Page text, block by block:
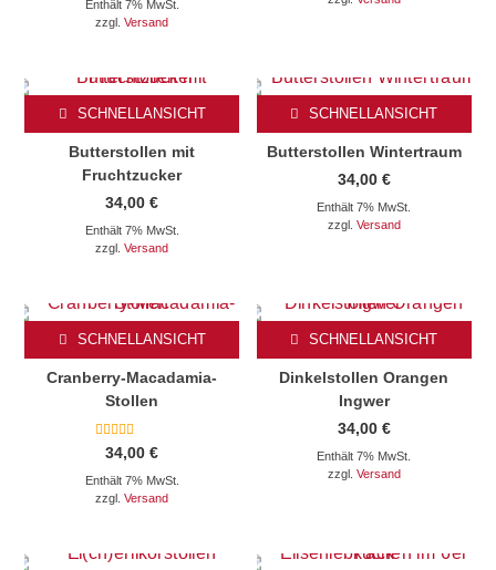
Enthält 7% MwSt.
zzgl.Versand
SCHNELLANSICHT
Butterstollen mit
Fruchtzucker
34,00€
Enthält 7% MwSt.
zzgl.Versand
SCHNELLANSICHT
Butterstollen Wintertraum
34,00 €
Enthält 7% MwSt.
zzgl. Versand
SCHNELLANSICHT
Cranberry-Macadamia-
Stollen
Bewertet mit
5.00
von 5
34,00€
Enthält 7% MwSt.
zzgl.Versand
SCHNELLANSICHT
Dinkelstollen Orangen
Ingwer
34,00 €
Enthält 7% MwSt.
zzgl. Versand